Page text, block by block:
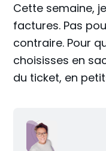
Cette semaine,
factures. Pas
contraire. Pour
choisisses en
du ticket, en